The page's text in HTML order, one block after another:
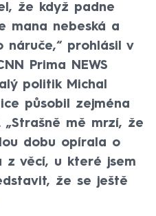
že když padne
mana nebeská a
náruče,“ prohlásil v
Prima NEWS
politik Michal
působil zejména
mě mrzí, že
dobu opírala o
z věcí, u které jsem
že se ještě